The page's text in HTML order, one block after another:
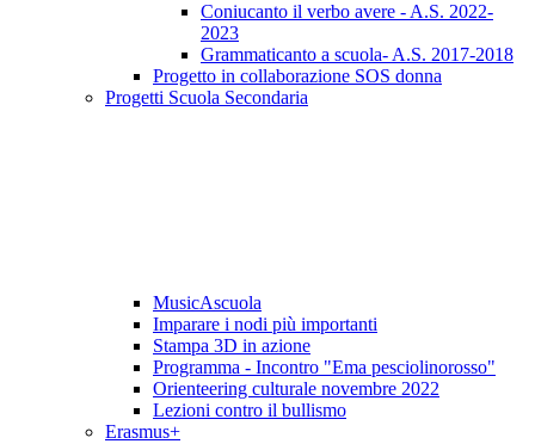
Coniucanto il verbo avere - A.S. 2022-
2023
Grammaticanto a scuola- A.S. 2017-2018
Progetto in collaborazione SOS donna
Progetti Scuola Secondaria
MusicAscuola
Imparare i nodi più importanti
Stampa 3D in azione
Programma - Incontro "Ema pesciolinorosso"
Orienteering culturale novembre 2022
Lezioni contro il bullismo
Erasmus+